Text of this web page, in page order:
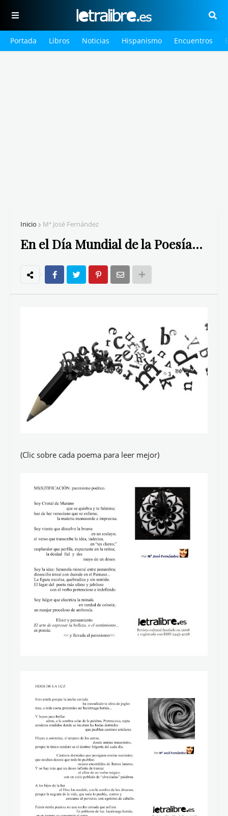
Portada Libros Noticias Hispanismo Encuentros
Inicio Mª José Fernández
En el Día Mundial de la Poesía...
(Clic sobre cada poema para leer mejor)